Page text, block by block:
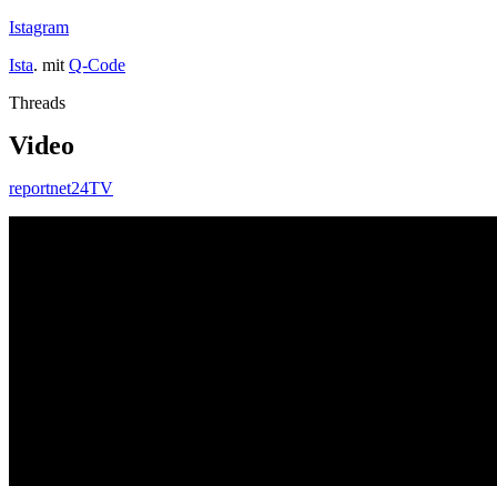
Istagram
Ista. mit Q-Code
Threads
Video
reportnet24TV